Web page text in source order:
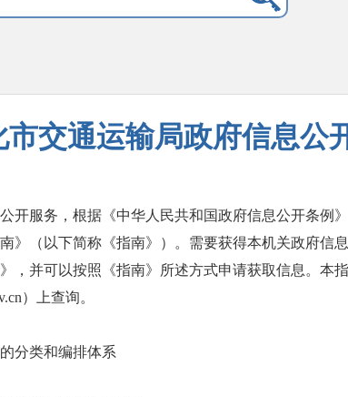
市交通运输局政府信息公
开服务，根据《中华人民共和国政府信息公开条例
》（以下简称《指南》）。需要获得本机关政府信
，并可以按照《指南》所述方式申请获取信息。本
）上查询。
分类和编排体系